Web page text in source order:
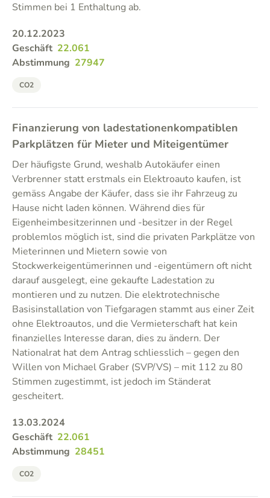
Stimmen bei 1 Enthaltung ab.
20.12.2023
Geschäft 22.061
Abstimmung 27947
CO2
Finanzierung von ladestationenkompatiblen
Parkplätzen für Mieter und Miteigentümer
Der häufigste Grund, weshalb Autokäufer einen
Verbrenner statt erstmals ein Elektroauto kaufen, ist
gemäss Angabe der Käufer, dass sie ihr Fahrzeug zu
Hause nicht laden können. Während dies für
Eigenheimbesitzerinnen und -besitzer in der Regel
problemlos möglich ist, sind die privaten Parkplätze von
Mieterinnen und Mietern sowie von
Stockwerkeigentümerinnen und -eigentümern oft nicht
darauf ausgelegt, eine gekaufte Ladestation zu
montieren und zu nutzen. Die elektrotechnische
Basisinstallation von Tiefgaragen stammt aus einer Zeit
ohne Elektroautos, und die Vermieterschaft hat kein
finanzielles Interesse daran, dies zu ändern. Der
Nationalrat hat dem Antrag schliesslich – gegen den
Willen von Michael Graber (SVP/VS) – mit 112 zu 80
Stimmen zugestimmt, ist jedoch im Ständerat
gescheitert.
13.03.2024
Geschäft 22.061
Abstimmung 28451
CO2